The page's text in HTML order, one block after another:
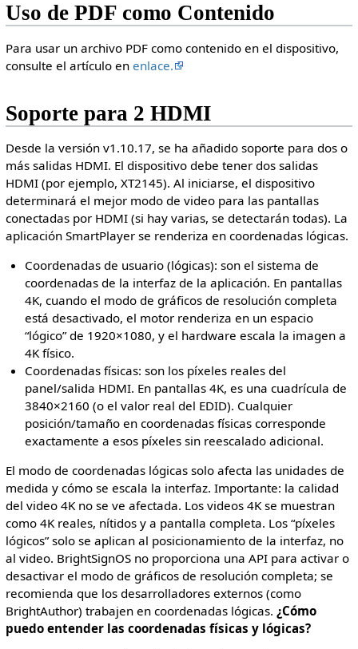
Uso de PDF como Contenido
Para usar un archivo PDF como contenido en el dispositivo,
consulte el artículo en enlace.
Soporte para 2 HDMI
Desde la versión v1.10.17, se ha añadido soporte para dos o
más salidas HDMI. El dispositivo debe tener dos salidas
HDMI (por ejemplo, XT2145). Al iniciarse, el dispositivo
determinará el mejor modo de video para las pantallas
conectadas por HDMI (si hay varias, se detectarán todas). La
aplicación SmartPlayer se renderiza en coordenadas lógicas.
Coordenadas de usuario (lógicas): son el sistema de
coordenadas de la interfaz de la aplicación. En pantallas
4K, cuando el modo de gráficos de resolución completa
está desactivado, el motor renderiza en un espacio
“lógico” de 1920×1080, y el hardware escala la imagen a
4K físico.
Coordenadas físicas: son los píxeles reales del
panel/salida HDMI. En pantallas 4K, es una cuadrícula de
3840×2160 (o el valor real del EDID). Cualquier
posición/tamaño en coordenadas físicas corresponde
exactamente a esos píxeles sin reescalado adicional.
El modo de coordenadas lógicas solo afecta las unidades de
medida y cómo se escala la interfaz. Importante: la calidad
del video 4K no se ve afectada. Los videos 4K se muestran
como 4K reales, nítidos y a pantalla completa. Los “píxeles
lógicos” solo se aplican al posicionamiento de la interfaz, no
al video. BrightSignOS no proporciona una API para activar o
desactivar el modo de gráficos de resolución completa; se
recomienda que los desarrolladores externos (como
BrightAuthor) trabajen en coordenadas lógicas. ¿Cómo
puedo entender las coordenadas físicas y lógicas?